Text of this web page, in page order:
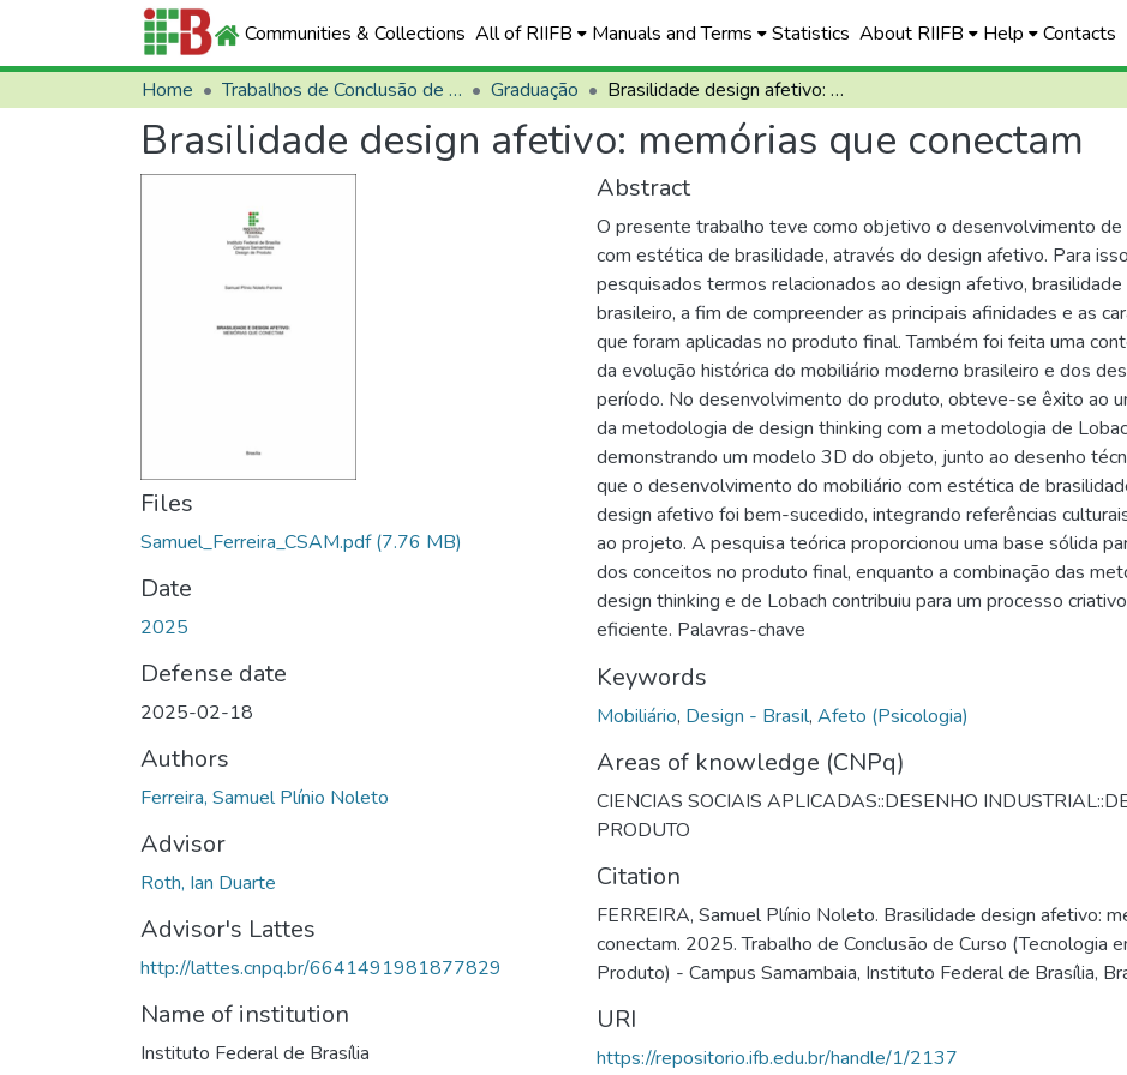
Communities & Collections All of RIIFB Manuals and Terms Statistics About RIIFB Help Contacts
Home Trabalhos de Conclusão de Curso (TCCs) Graduação Brasilidade design afetivo: memórias que conectam
Brasilidade design afetivo: memórias que conectam
Files
Samuel_Ferreira_CSAM.pdf(7.76 MB)
Date
2025
Defense date
2025-02-18
Authors
Ferreira, Samuel Plínio Noleto
Advisor
Roth, Ian Duarte
Advisor's Lattes
http://lattes.cnpq.br/6641491981877829
Name of institution
Instituto Federal de Brasília
Abstract
O presente trabalho teve como objetivo o desenvolvimento de
com estética de brasilidade, através do design afetivo. Para
pesquisados termos relacionados ao design afetivo, brasilidade
brasileiro, a fim de compreender as principais afinidades e as
que foram aplicadas no produto final. Também foi feita uma
da evolução histórica do mobiliário moderno brasileiro e dos
período. No desenvolvimento do produto, obteve-se êxito ao
da metodologia de design thinking com a metodologia de
demonstrando um modelo 3D do objeto, junto ao desenho
que o desenvolvimento do mobiliário com estética de
design afetivo foi bem-sucedido, integrando referências
ao projeto. A pesquisa teórica proporcionou uma base sólida
dos conceitos no produto final, enquanto a combinação das
design thinking e de Lobach contribuiu para um processo
eficiente. Palavras-chave
Keywords
Mobiliário, Design - Brasil, Afeto (Psicologia)
Areas of knowledge (CNPq)
CIENCIAS SOCIAIS APLICADAS::DESENHO
PRODUTO
Citation
FERREIRA, Samuel Plínio Noleto. Brasilidade design afetivo:
conectam. 2025. Trabalho de Conclusão de Curso (Tecnologia
Produto) - Campus Samambaia, Instituto Federal de Brasília,
URI
https://repositorio.ifb.edu.br/handle/1/2137